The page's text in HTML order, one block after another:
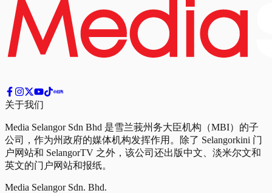
关于我们
Media Selangor Sdn Bhd 是雪兰莪州务大臣机构（MBI）的子
公司，作为州政府的媒体机构发挥作用。除了 Selangorkini 门
户网站和 SelangorTV 之外，该公司还出版中文、淡米尔文和
英文的门户网站和报纸。
Media Selangor Sdn. Bhd.